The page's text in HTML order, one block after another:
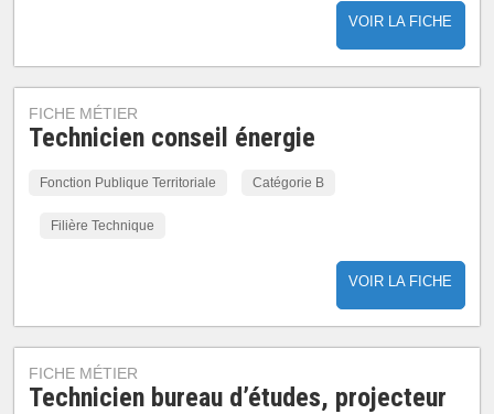
VOIR LA FICHE
FICHE MÉTIER
Technicien conseil énergie
Fonction Publique Territoriale Catégorie B
Filière Technique
VOIR LA FICHE
FICHE MÉTIER
Technicien bureau d’études, projecteur